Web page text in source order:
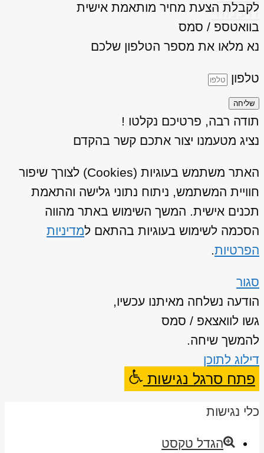
העמוד
לקבלת הצעת מחיר מותאמת אישית
בוואטספ / סמס
נא מלאו את מספר הטלפון שלכם
טלפון
שליחה
תודה רבה, פרטיכם נקלטו !
נציג מטעמנו יצור אתכם קשר בהקדם
האתר משתמש בעוגיות (Cookies) לצורך שיפור
חוויית המשתמש, ניתוח נתוני גלישה והתאמת
תכנים אישית. המשך השימוש באתר מהווה
הסכמה לשימוש בעוגיות בהתאם למדיניות
הפרטיות.
סגור
הודעה נשלחה מאיתנו עכשיו,
גשו לוואצאפ / סמס
להמשך שיחה.
דילוג לתוכן
פתח סרגל נגישות
כלי נגישות
הגדל טקסט